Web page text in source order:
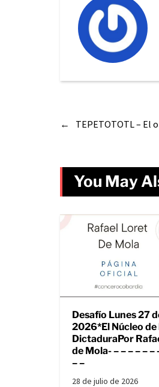
← TEPETOTOTL – El
You May
Desafío Lunes 27
2026*El Núcleo de
DictaduraPor
de Mola- – – – – – –
– –
28 de julio de 2026